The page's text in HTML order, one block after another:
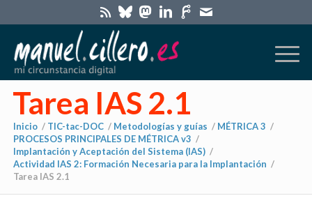
Tarea IAS 2.1
Inicio / TIC-tac-DOC / Metodologías y guías / MÉTRICA 3 /
PROCESOS PRINCIPALES DE MÉTRICA v3 /
Implantación y Aceptación del Sistema (IAS) /
Actividad IAS 2: Formación Necesaria para la Implantación /
Tarea IAS 2.1